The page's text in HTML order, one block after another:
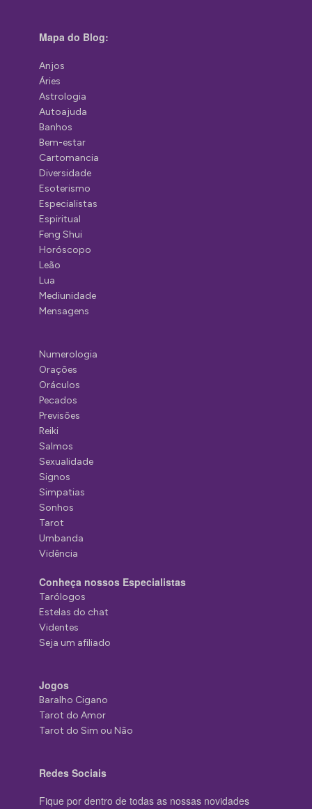
Mapa do Blog:
Anjos
Áries
Astrologia
Autoajuda
Banhos
Bem-estar
Cartomancia
Diversidade
Esoterismo
Especialistas
Espiritual
Feng Shui
Horóscopo
Leão
Lua
Mediunidade
Mensagens
Numerologia
Orações
Oráculos
Pecados
Previsões
Reiki
Salmos
Sexualidade
Signos
Simpatias
Sonhos
Tarot
Umbanda
Vidência
Conheça nossos Especialistas
Tarólogos
Estelas do chat
Videntes
Seja um afiliado
Jogos
Baralho Cigano
Tarot do Amor
Tarot do Sim ou Não
Redes Sociais
Fique por dentro de todas as nossas novidades